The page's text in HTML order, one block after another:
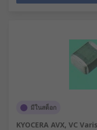
มีในสต็อก
KYOCERA AVX, VC